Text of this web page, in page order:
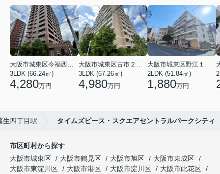
大阪市城東区今福西６丁目
3LDK (66.24㎡)
4,280万円
大阪市城東区古市２丁目
3LDK (67.26㎡)
4,980万円
大阪市城東区野江１丁目
2LDK (51.84㎡)
1,880万円
生四丁目駅 タイムズピース・スクエアセントラルパークシティ
市区町村から探す
大阪市城東区
大阪市鶴見区 大阪市旭区
大阪市東成区
大阪市東淀川区
大阪市港区 大阪市淀川区
大阪市此花区